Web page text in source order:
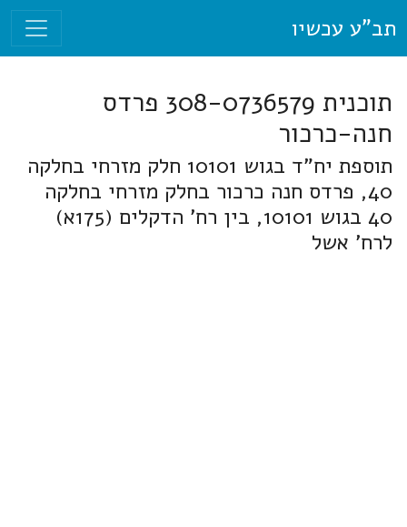
תב"ע עכשיו
תוכנית 308-0736579 פרדס
חנה-כרכור
תוספת יח"ד בגוש 10101 חלק מזרחי בחלקה
40, פרדס חנה כרכור בחלק מזרחי בחלקה
40 בגוש 10101, בין רח' הדקלים (175א)
לרח' אשל